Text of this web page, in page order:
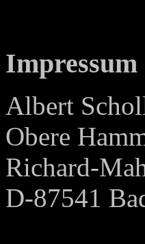
Impressum
Albert
Obere
Richard-
D-87541